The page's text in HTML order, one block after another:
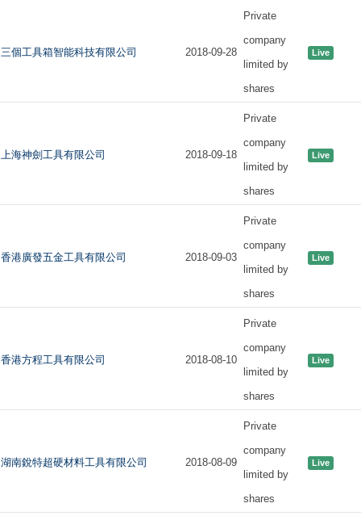
三個工具箱智能科技有限公司 2018-09-28
Private
company
limited by
shares
Live
上海神劍工具有限公司 2018-09-18
Private
company
limited by
shares
Live
香港廣發五金工具有限公司 2018-09-03
Private
company
limited by
shares
Live
香港方程工具有限公司 2018-08-10
Private
company
limited by
shares
Live
湖南銳特超硬材料工具有限公司 2018-08-09
Private
company
limited by
shares
Live